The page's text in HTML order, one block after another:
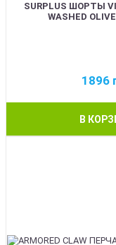
SURPLUS ШОРТЫ
WASHED
1896
В